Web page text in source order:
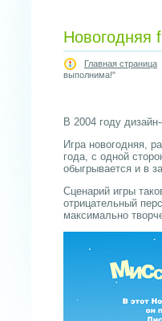
Новогодняя
Главная страница
выполнима!"
В 2004 году
Игра новогодняя,
года, с одной
обыгрывается и в
Сценарий игры
отрицательный
максимально